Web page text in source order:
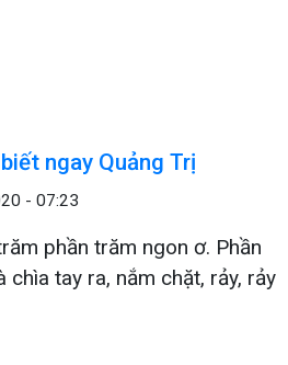
ngay Quảng Trị
- 07:23
phần trăm ngon ơ. Phần
chìa tay ra, nắm chặt, rảy, rảy